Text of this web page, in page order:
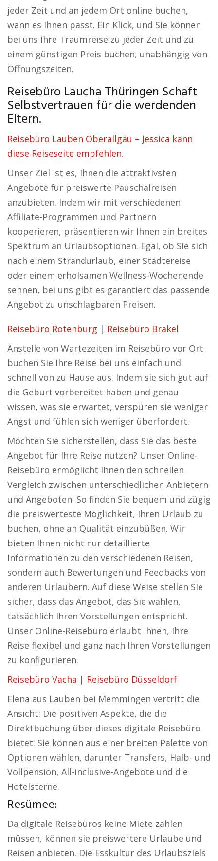
jeder Zeit und an jedem Ort online buchen,
wann es Ihnen passt. Ein Klick, und Sie können
bei uns Ihre Traumreise zu jeder Zeit und zu
einem günstigen Preis buchen, unabhängig von
Öffnungszeiten.
Reisebüro Laucha Thüringen Schaft
Selbstvertrauen für die werdenden
Eltern.
Reisebüro Lauben Oberallgäu – Jessica kann
diese Reiseseite empfehlen.
Unser Ziel ist es, Ihnen die attraktivsten
Angebote für preiswerte Pauschalreisen
anzubieten. Indem wir mit verschiedenen
Affiliate-Programmen und Partnern
kooperieren, präsentieren wir Ihnen ein breites
Spektrum an Urlaubsoptionen. Egal, ob Sie sich
nach einem Strandurlaub, einer Städtereise
oder einem erholsamen Wellness-Wochenende
sehnen, bei uns gibt es garantiert das passende
Angebot zu unschlagbaren Preisen.
Reisebüro Rotenburg | Reisebüro Brakel
Anstelle von Wartezeiten im Reisebüro vor Ort
buchen Sie Ihre Reise bei uns einfach und
schnell von zu Hause aus. Indem sie sich gut auf
die Geburt vorbereitet haben und genau
wissen, was sie erwartet, verspüren sie weniger
Angst und fühlen sich weniger überfordert.
Möchten Sie sicherstellen, dass Sie das beste
Angebot für Ihre Reise nutzen? Unser Online-
Reisebüro ermöglicht Ihnen den schnellen
Vergleich zwischen unterschiedlichen Anbietern
und Angeboten. So finden Sie bequem und zügig
die preiswerteste Möglichkeit, Ihren Urlaub zu
buchen, ohne an Qualität einzubüßen. Wir
bieten Ihnen nicht nur detaillierte
Informationen zu den verschiedenen Reisen,
sondern auch Bewertungen und Feedbacks von
anderen Urlaubern. Auf diese Weise stellen Sie
sicher, dass das Angebot, das Sie wählen,
tatsächlich Ihren Vorstellungen entspricht.
Unser Online-Reisebüro erlaubt Ihnen, Ihre
Reise flexibel und ganz nach Ihren Vorstellungen
zu konfigurieren.
Reisebüro Vacha | Reisebüro Düsseldorf
Elena aus Lauben bei Memmingen vertritt die
Ansicht: Die positiven Aspekte, die die
Direktbuchung über dieses digitale Reisebüro
bietet: Sie können aus einer breiten Palette von
Optionen wählen, darunter Transfers, Halb- und
Vollpension, All-inclusive-Angebote und die
Hotelsterne.
Resümee:
Da digitale Reisebüros keine Miete zahlen
müssen, können sie preiswertere Urlaube und
Reisen anbieten. Die Esskultur des Urlaubsziels